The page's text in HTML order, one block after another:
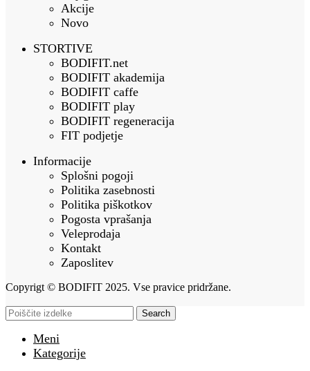
Akcije
Novo
STORTIVE
BODIFIT.net
BODIFIT akademija
BODIFIT caffe
BODIFIT play
BODIFIT regeneracija
FIT podjetje
Informacije
Splošni pogoji
Politika zasebnosti
Politika piškotkov
Pogosta vprašanja
Veleprodaja
Kontakt
Zaposlitev
Copyrigt © BODIFIT 2025. Vse pravice pridržane.
Search
Meni
Kategorije